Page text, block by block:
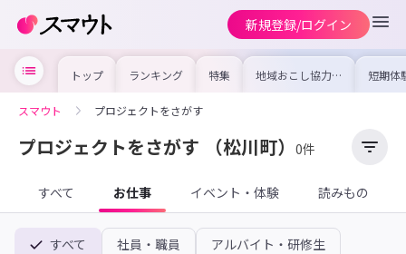
新規登録/ログイン
トップ ランキング 特集 地域おこし協力隊
の求人やイベント
を集めました！仕
けよう
短期体
り〜数
域を知
スマウト プロジェクトをさがす
プロジェクトをさがす （松川町） 0件
すべて お仕事 イベント・体験 読みもの
すべて 社員・職員
アルバイト・研修生